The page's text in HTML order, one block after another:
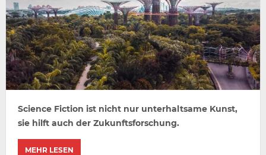
Science Fiction ist nicht nur unterhaltsame Kunst,
sie hilft auch der Zukunftsforschung.
MEHR LESEN